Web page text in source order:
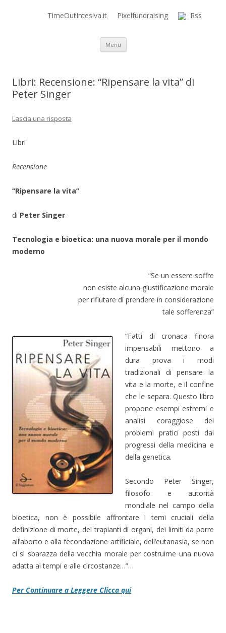
Time Out Intensiva Blog
il tempo e la memoria in terapia intensiva
TimeOutIntesiva.it Pixelfundraising Rss
Menu Vai al contenuto
Libri: Recensione: “Ripensare la vita” di
Peter Singer
Lascia una risposta
Libri
Recensione
“Ripensare la vita”
di Peter Singer
Tecnologia e bioetica: una nuova morale per il mondo
moderno
“Se un essere soffre
non esiste alcuna giustificazione morale
per rifiutare di prendere in considerazione
tale sofferenza”
“Fatti di cronaca finora
impensabili mettono a
dura prova i modi
tradizionali di pensare la
vita e la morte, e il confine
che le separa. Questo libro
propone esempi estremi e
analisi coraggiose dei
problemi pratici posti dai
progressi della medicina e
della genetica.
Secondo Peter Singer,
filosofo e autorità
mondiale nel campo della
bioetica, non è possibile affrontare i temi cruciali della
definizione di morte, dei trapianti di organi, dei limiti da porre
all’aborto e alla fecondazione artificiale, dell’eutanasia, se non
ci si sbarazza della vecchia morale per costruirne una nuova
adatta ai tempi e alle circostanze…”…
Per Continuare a Leggere Clicca qui